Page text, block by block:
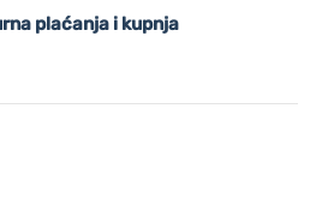
plaćanja i kupnja